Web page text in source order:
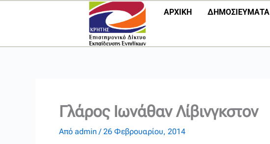
ΑΡΧΙΚΗ ΔΗΜΟΣΙΕΎΜΑΤΑ
Γλάρος Ιωνάθαν Λίβινγκστον
Από admin/26 Φεβρουαρίου, 2014